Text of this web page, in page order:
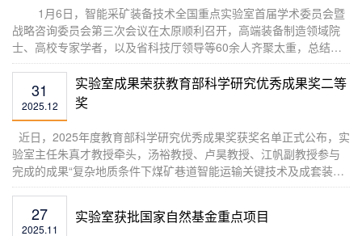
​​ 1月6日，智能采矿装备技术全国重点实验室首届学术委员会暨
战略咨询委员会第三次会议在太原顺利召开，高端装备制造领域院
士、高校专家学者，以及省科技厅领导等60余人齐聚太重，总结实
验室阶段性成效，研讨下一步创新路径。实验室学术委员会主任谭
建荣院士，战略咨询委员会名誉主任郭东明院士、主任陈学东院
士，实验室主任黄庆学院士等10位院士出席会议。中国矿业大学科
研院副院长李亭，中国矿业大学智能采矿装备技...
31
2025.12
实验室成果荣获教育部科学研究优秀成果奖二等
奖
​ 近日，2025年度教育部科学研究优秀成果奖获奖名单正式公布，实
验室主任朱真才教授牵头，汤裕教授、卢昊教授、江帆副教授参与
完成的成果“复杂地质条件下煤矿巷道智能运输关键技术及成套装备”
荣获教育部科学研究优秀成果奖（自然科学和工程技术）工程技术
主创新，研发了复杂地质条件下煤矿巷道智能运输关键技术，突破
27
2025.11
实验室获批国家自然基金重点项目